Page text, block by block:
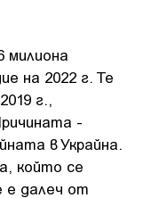
милиона
на 2022 г. Те
г.,
-
в Украйна.
който се
е далеч от